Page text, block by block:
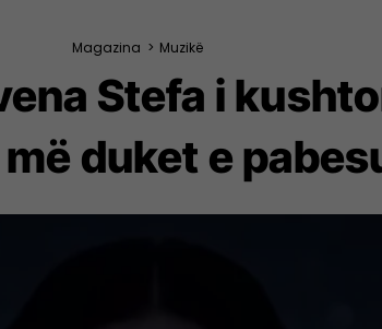
Magazina > Muzikë
Stefa i
duket e